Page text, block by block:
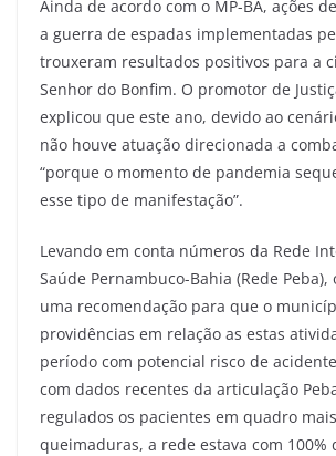
Ainda de acordo com o MP-BA, ações
a guerra de espadas implementadas
trouxeram resultados positivos para a
Senhor do Bonfim. O promotor de
explicou que este ano, devido ao
não houve atuação direcionada a
“porque o momento de pandemia
esse tipo de manifestação”.
Levando em conta números da Rede
Saúde Pernambuco-Bahia (Rede
uma recomendação para que o
providências em relação as estas
período com potencial risco de
com dados recentes da articulação
regulados os pacientes em quadro
queimaduras, a rede estava com 100%